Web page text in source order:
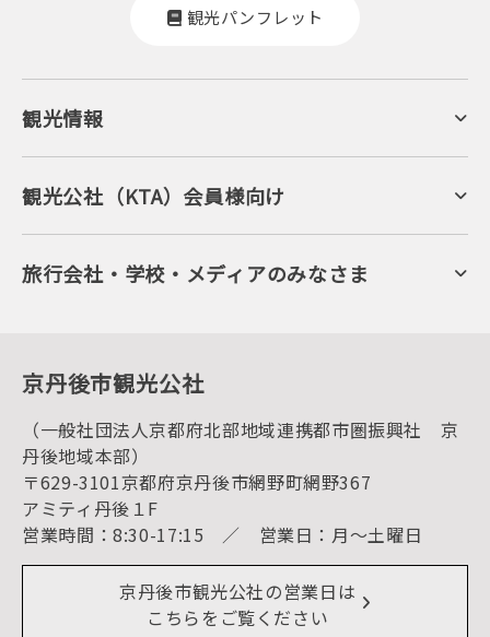
観光パンフレット
観光情報
京丹後について
ジオパークの絶景
キャンプ・グランピング
自然景観
旬の食
フルーツ
美術館・資料館
観光
海水浴
キャンプ
お宿探し
宿泊・日帰り予約（空室検索）
予約照会・予約キャンセル
宿泊施設一覧（お宿比較ページ）
アクセス
お知らせ
イベント情報
デジタル観光パンフレット
リアルタイム道路情報
よくある質問
観光公社（KTA）会員様向け
KTA会員コミュニティ
会員向けサービス
KTAニュースレター
会員加入・会員情報（会員規程）
旅行会社・学校・メディアのみなさま
プレスリリース
京丹後市観光公社
（一般社団法人京都府北部地域連携都市圏振興社 京
丹後地域本部）
〒629-3101京都府京丹後市網野町網野367
アミティ丹後１F
営業時間：8:30-17:15 ／ 営業日：月～土曜日
京丹後市観光公社の営業日は
こちらをご覧ください